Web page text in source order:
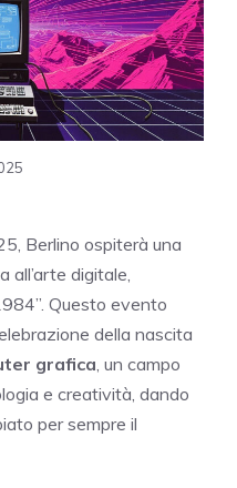
Berlino ospiterà una
digitale,
Questo evento
della nascita
grafica , un campo
e creatività, dando
per sempre il